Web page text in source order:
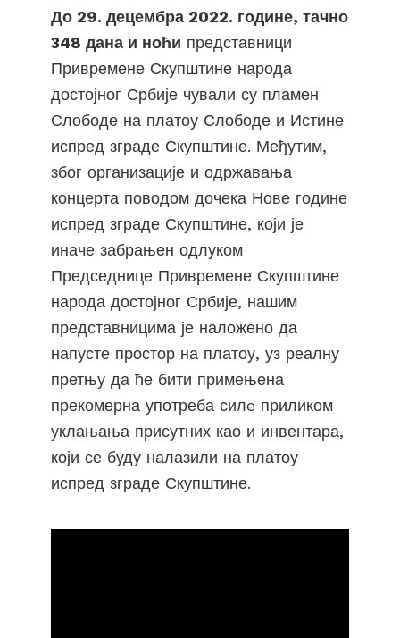
До 29. децембра 2022. године, тачно
348 дана и ноћи представници
Привремене Скупштине народа
достојног Србије чували су пламен
Слободе на платоу Слободе и Истине
испред зграде Скупштине. Међутим,
због организације и одржавања
концерта поводом дочека Нове године
испред зграде Скупштине, који је
иначе забрањен одлуком
Председнице Привремене Скупштине
народа достојног Србије, нашим
представницима је наложено да
напусте простор на платоу, уз реалну
претњу да ће бити примењена
прекомерна употреба силe приликом
уклањања присутних као и инвентара,
који се буду налазили на платоу
испред зграде Скупштине.